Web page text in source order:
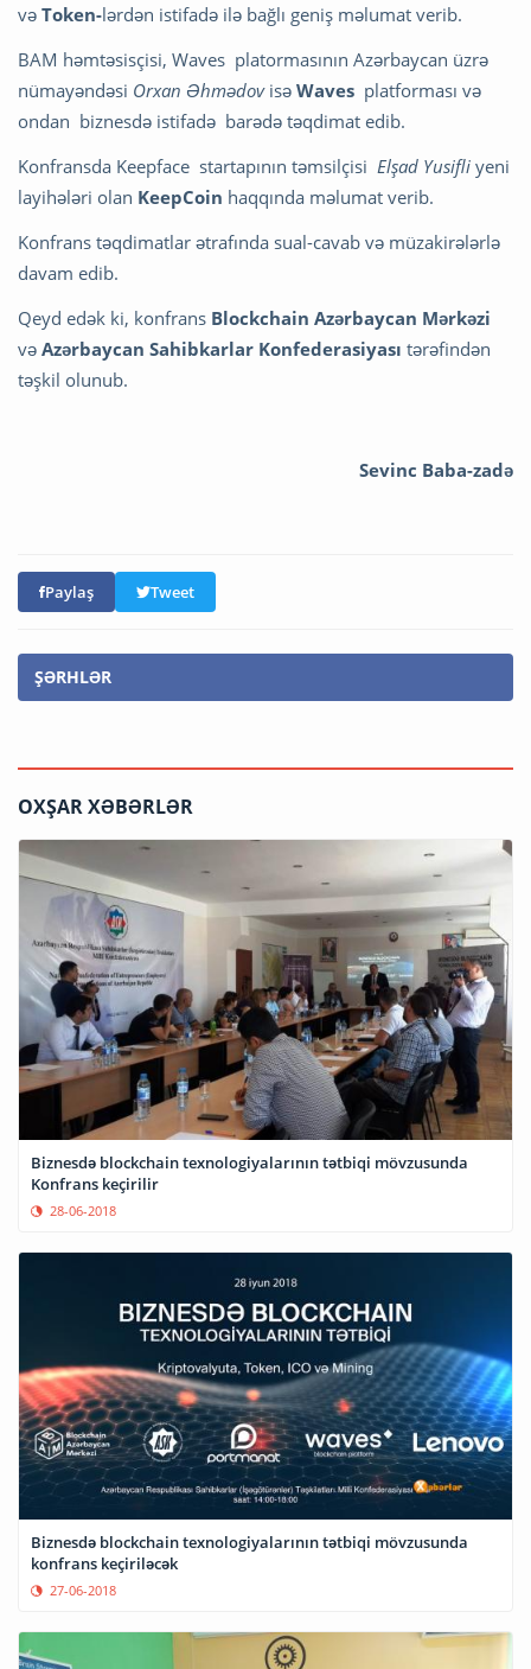
və Token-lərdən istifadə ilə bağlı geniş məlumat verib.
BAM həmtəsisçisi, Waves platormasının Azərbaycan üzrə
nümayəndəsi Orxan Əhmədovisə Waves platforması və
ondan biznesdə istifadə barədə təqdimat edib.
Konfransda Keepface startapının təmsilçisi Elşad Yusifli yeni
layihələri olan KeepCoin haqqında məlumat verib.
Konfrans təqdimatlar ətrafında sual-cavab və müzakirələrlə
davam edib.
Qeyd edək ki, konfrans Blockchain Azərbaycan Mərkəzi
və Azərbaycan Sahibkarlar Konfederasiyası tərəfindən
təşkil olunub.
Sevinc Baba-zadə
Paylaş Tweet
ŞƏRHLƏR
OXŞAR XƏBƏRLƏR
Biznesdə blockchain texnologiyalarının tətbiqi mövzusunda
Konfrans keçirilir
28-06-2018
Biznesdə blockchain texnologiyalarının tətbiqi mövzusunda
konfrans keçiriləcək
27-06-2018